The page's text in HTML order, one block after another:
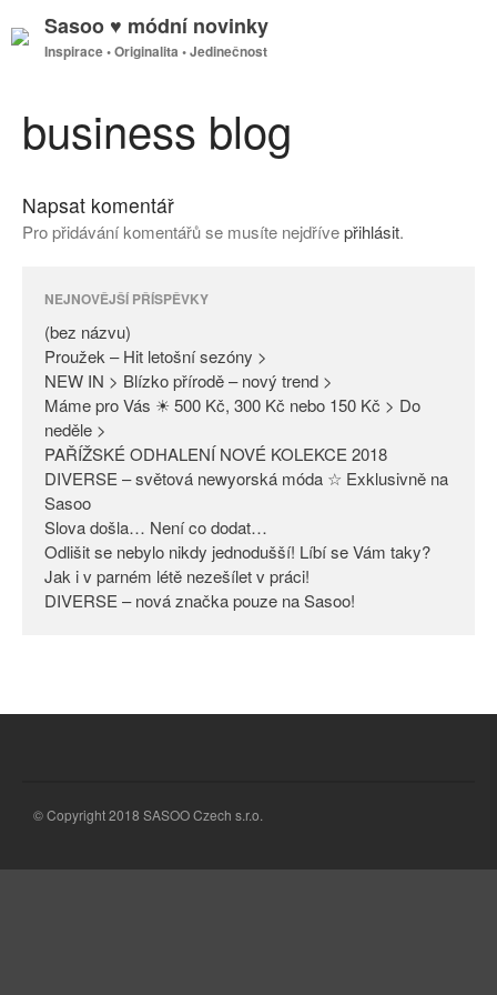
Proužek – Hit letošní sezóny >
Kč nebo 150 Kč > Do neděle >
PAŘÍŽSKÉ ODHALENÍ NOVÉ
KOLEKCE 2018
móda ☆ Exklusivně na Sasoo
Odlišit se nebylo nikdy
jednodušší! Líbí se Vám taky?
Jak i v parném létě nezešílet v
práci!
Sasoo ♥ módní novinky
Inspirace • Originalita • Jedinečnost
business blog
Napsat komentář
Pro přidávání komentářů se musíte nejdřívepřihlásit.
NEJNOVĚJŠÍ PŘÍSPĚVKY
(bez názvu)
Proužek – Hit letošní sezóny >
NEW IN > Blízko přírodě – nový trend >
Máme pro Vás ☀ 500 Kč, 300 Kč nebo 150 Kč > Do
neděle >
PAŘÍŽSKÉ ODHALENÍ NOVÉ KOLEKCE 2018
DIVERSE – světová newyorská móda ☆ Exklusivně na
Sasoo
Slova došla… Není co dodat…
Odlišit se nebylo nikdy jednodušší! Líbí se Vám taky?
Jak i v parném létě nezešílet v práci!
DIVERSE – nová značka pouze na Sasoo!
© Copyright 2018 SASOO Czech s.r.o.